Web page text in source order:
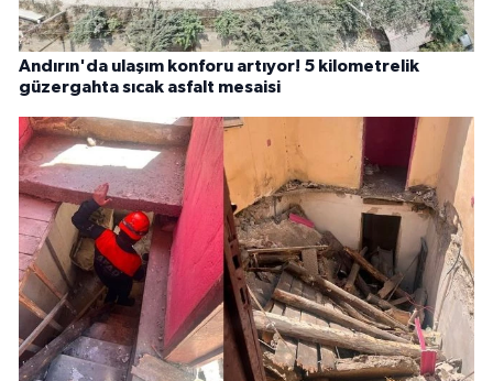
Andırın'da ulaşım konforu artıyor! 5 kilometrelik
güzergahta sıcak asfalt mesaisi